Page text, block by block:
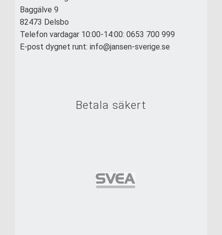
Baggälve 9
82473 Delsbo
Telefon vardagar 10:00-14:00: 0653 700 999
E-post dygnet runt: info@jansen-sverige.se
Betala säkert